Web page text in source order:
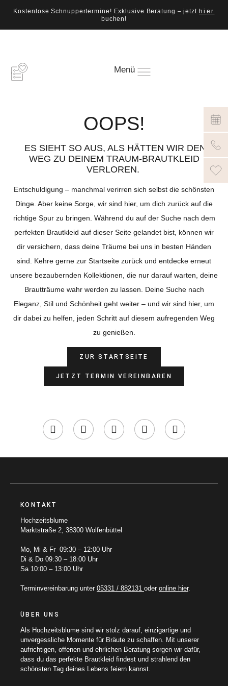
Kostenlose Schnuppertermine! Exklusive Beratung – jetzt hier
buchen!
Menü
OOPS!
ES SIEHT SO AUS, ALS HÄTTEN WIR DEN
WEG ZU DEINEM TRAUM-BRAUTKLEID
VERLOREN.
Entschuldigung – manchmal verirren sich selbst die schönsten
Dinge. Aber keine Sorge, wir sind hier, um dich zurück auf die
richtige Spur zu bringen. Während du auf der Suche nach dem
perfekten Brautkleid auf dieser Seite gelandet bist, können wir
dir versichern, dass deine Träume bei uns in besten Händen
sind. Kehre gerne zur Startseite zurück und entdecke erneut
unsere bezaubernden Kollektionen, die nur darauf warten, deine
Brautträume wahr werden zu lassen. Deine Suche nach
Eleganz, Stil und Schönheit geht weiter – und wir sind hier, um
dir dabei zu helfen, jeden Schritt auf diesem aufregenden Weg
zu genießen.
ZUR STARTSEITE
JETZT TERMIN VEREINBAREN
KONTAKT
Hochzeitsblume
Marktstraße 2, 38300 Wolfenbüttel
Mo, Mi & Fr 09:30 – 12:00 Uhr
Di & Do 09:30 – 18:00 Uhr
Sa 10:00 – 13:00 Uhr
Terminvereinbarung unter 05331 / 882131 oder online hier.
ÜBER UNS
Als Hochzeitsblume sind wir stolz darauf, einzigartige und
unvergessliche Momente für Bräute zu schaffen. Mit unserer
aufrichtigen, offenen und ehrlichen Beratung sorgen wir dafür,
dass du das perfekte Brautkleid findest und strahlend den
schönsten Tag deines Lebens feiern kannst.